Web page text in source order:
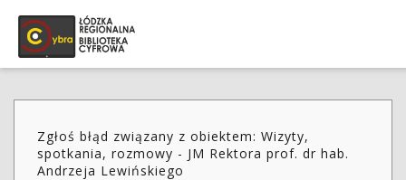
Zgłoś błąd związany z obiektem: Wizyty,
spotkania, rozmowy - JM Rektora prof. dr hab.
Andrzeja Lewińskiego